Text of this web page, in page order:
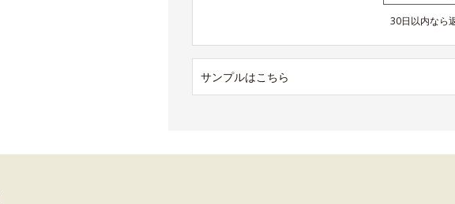
30日以内なら
サンプルはこちら